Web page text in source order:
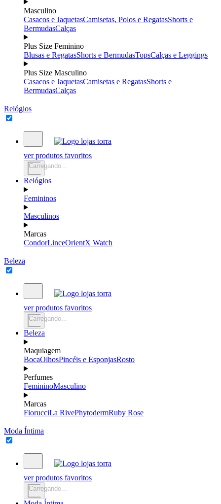
Masculino
Casacos e JaquetasCamisetas, Polos e RegatasShorts e
BermudasCalças
Plus Size Feminino
Blusas e RegatasShorts e BermudasTopsCalças e Leggings
Plus Size Masculino
Casacos e JaquetasCamisetas e RegatasShorts e
BermudasCalças
Relógios
ver produtos favoritos
Carregando...
Relógios
Femininos
Masculinos
Marcas
CondorLinceOrientX Watch
Beleza
ver produtos favoritos
Carregando...
Beleza
Maquiagem
BocaOlhosPincéis e EsponjasRosto
Perfumes
FemininoMasculino
Marcas
FiorucciLa RivePhytodermRuby Rose
Moda Íntima
ver produtos favoritos
Carregando...